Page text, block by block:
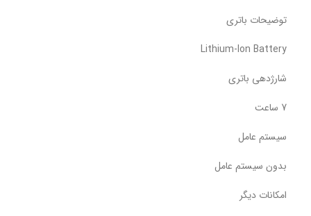
توضیحات باتری
Lithium-Ion Battery
شارژدهی باتری
7 ساعت
سیستم عامل
بدون سیستم عامل
امکانات دیگر